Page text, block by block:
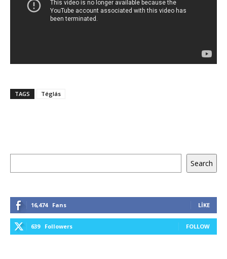
TAGS Téglás
Search
16,474 Fans LIKE
639 Followers FOLLOW